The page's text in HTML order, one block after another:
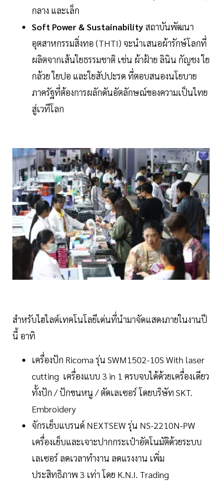
กลาง และเล็ก
Soft Power & Sustainability สถาบันพัฒนา
อุตสาหกรรมสิ่งทอ (THTI) จะนำเสนอผ้ารักษ์โลกที่
ผลิตจากเส้นใยธรรมชาติ เช่น ผ้าฝ้าย ลินิน กัญชง ใย
กล้วย ใยปอ และใยสัปปะรด ที่ตอบสนองนโยบาย
ภาครัฐที่ต้องการผลักดันอัตลักษณ์ของความเป็นไทย
สู่เวทีโลก
สำหรับไฮไลต์เทคโนโลยีเด่นที่นำมาจัดแสดงภายในงานปี
นี้ อาทิ
เครื่องปัก Ricoma รุ่น SWM1502-10S With laser
cutting เครื่องแบบ 3 in 1 ครบจบได้ด้วยเครื่องเดียว
ทั้งปัก / ปักขนหนู / ตัดเลเซอร์ โดยบริษัท SKT.
Embroidery
จักรเย็บแบรนด์ NEXTSEW รุ่น NS-2210N-PW
เครื่องเย็บและเจาะปากกระเป๋าอัตโนมัติด้วยระบบ
เลเซอร์ ลดเวลาทำงาน ลดแรงงาน เพิ่ม
ประสิทธิภาพ 3 เท่า โดย K.N.I. Trading